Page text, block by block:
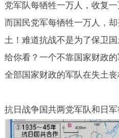
党军队每牺牲一万人，收复
而国民党军每牺牲一万人，
土！难道抗战不是为了保卫
给你看？一个不靠国家财政
全部国家财政的军队在失土
抗日战争国共两党军队和日军